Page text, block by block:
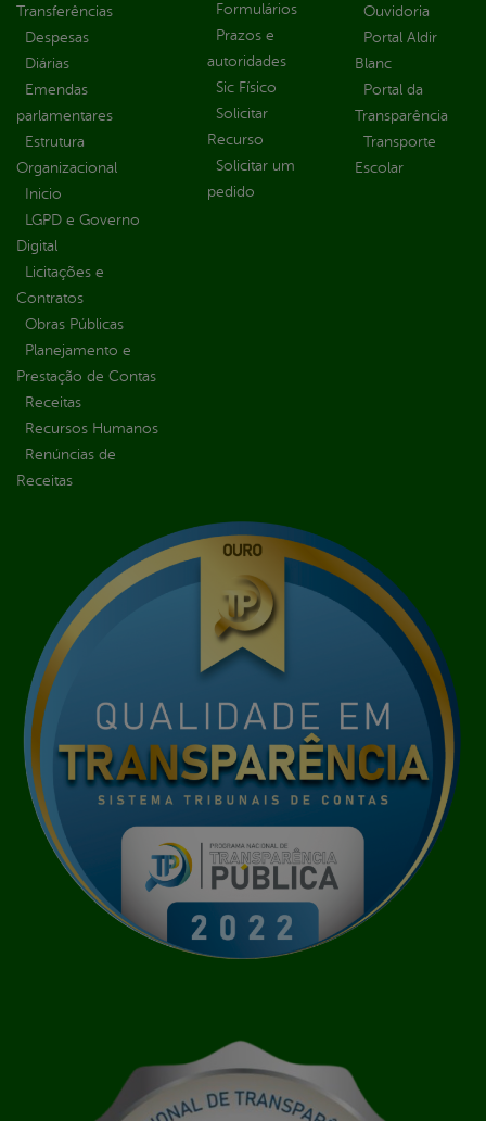
Transferências
Despesas
Diárias
Emendas
parlamentares
Estrutura
Organizacional
Inicio
LGPD e Governo
Digital
Licitações e
Contratos
Obras Públicas
Planejamento e
Prestação de Contas
Receitas
Recursos Humanos
Renúncias de
Receitas
Formulários
Prazos e
autoridades
Sic Físico
Solicitar
Recurso
Solicitar um
pedido
Ouvidoria
Portal Aldir
Blanc
Portal da
Transparência
Transporte
Escolar